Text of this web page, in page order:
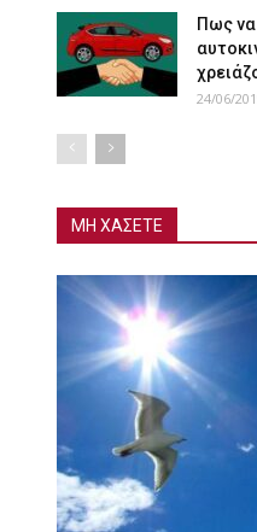
Πως
24/06/
ΜΗ ΧΑΣΕΤΕ